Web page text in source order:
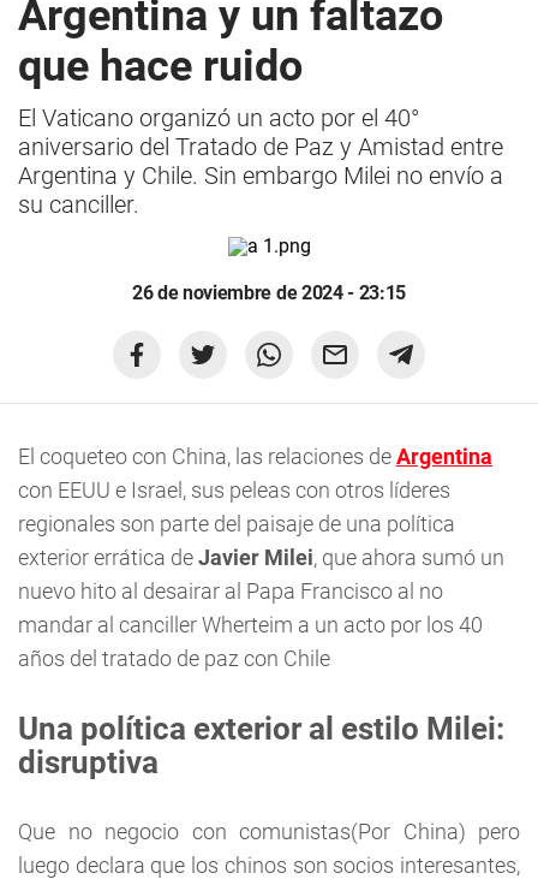
Argentina y un faltazo
que hace ruido
El Vaticano organizó un acto por el 40°
aniversario del Tratado de Paz y Amistad entre
Argentina y Chile. Sin embargo Milei no envío a
su canciller.
26 de noviembre de 2024 - 23:15
El coqueteo con China, las relaciones deArgentina
con EEUU e Israel, sus peleas con otros líderes
regionales son parte del paisaje de una política
exterior errática deJavier Milei, que ahora sumó un
nuevo hito al desairar al Papa Francisco al no
mandar al canciller Wherteim a un acto por los 40
años del tratado de paz con Chile
Una política exterior al estilo Milei:
disruptiva
Que no negocio con comunistas(Por China) pero
luego declara que los chinos son socios interesantes,